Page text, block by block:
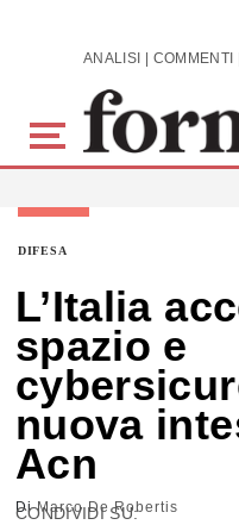
Skip to main content
DIFESA
L’Italia
spazio e
nuova
Acn
DiMarco De Robertis
CONDIVIDI SU: